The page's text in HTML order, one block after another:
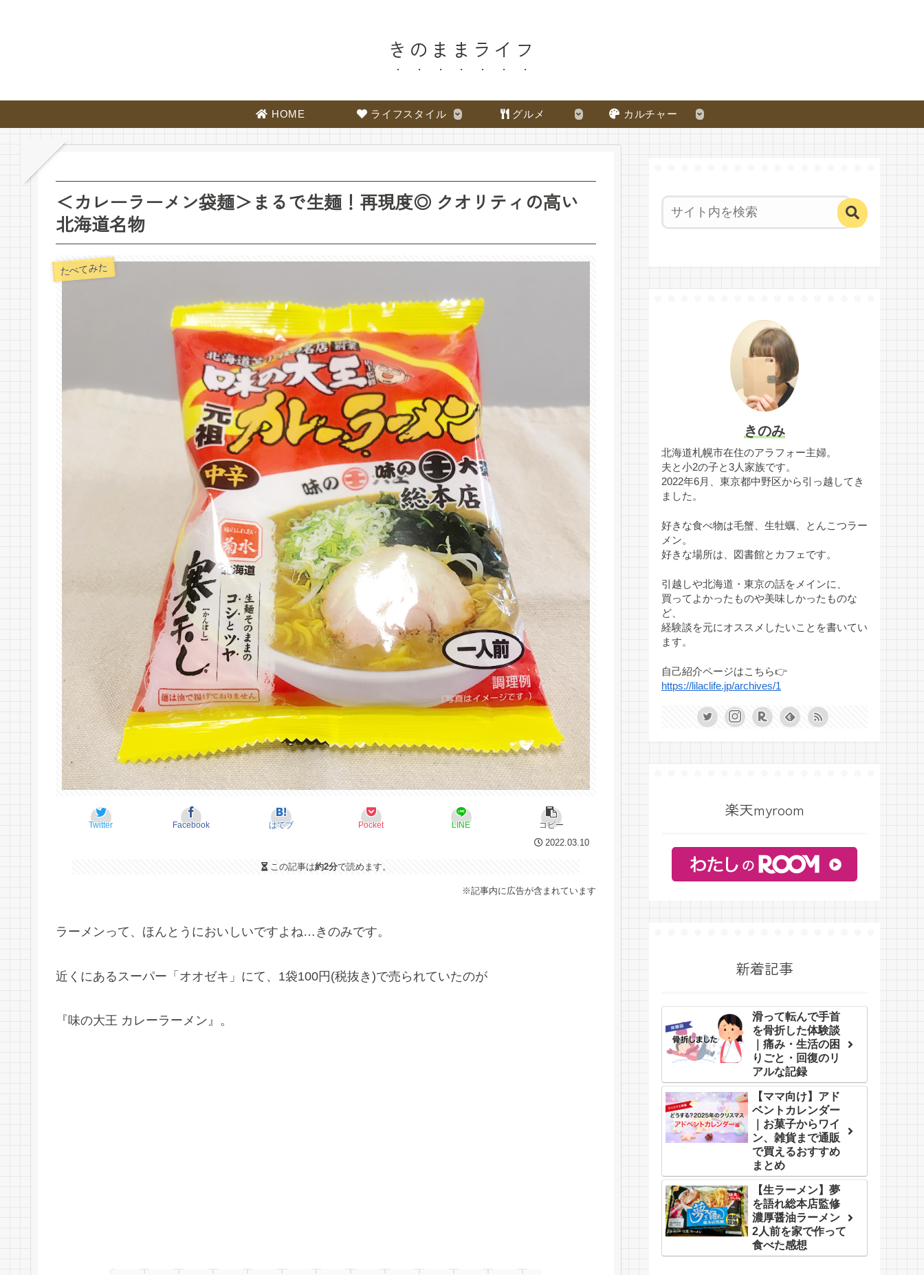
きのままライフ
HOME ライフスタイル グルメ カルチャー
＜カレーラーメン袋麺＞まるで生麺！再現度◎ クオリティの高い
北海道名物
たべてみた
Twitter Facebook はてブ Pocket LINE
コピー
2022.03.10
この記事は約2分で読めます。
※記事内に広告が含まれています
ラーメンって、ほんとうにおいしいですよね…きのみです。
近くにあるスーパー「オオゼキ」にて、1袋100円(税抜き)で売られていたのが
『味の大王 カレーラーメン』。
きのみ
北海道札幌市在住のアラフォー主婦。
夫と小2の子と3人家族です。
2022年6月、東京都中野区から引っ越してき
ました。
好きな食べ物は毛蟹、生牡蠣、とんこつラー
メン。
好きな場所は、図書館とカフェです。
引越しや北海道・東京の話をメインに、
買ってよかったものや美味しかったものな
ど、
経験談を元にオススメしたいことを書いてい
ます。
自己紹介ページはこちら👉
https://lilaclife.jp/archives/1
楽天myroom
新着記事
滑って転んで手首
を骨折した体験談
｜痛み・生活の困
りごと・回復のリ
アルな記録
【ママ向け】アド
ベントカレンダー
｜お菓子からワイ
ン、雑貨まで通販
で買えるおすすめ
まとめ
【生ラーメン】夢
を語れ総本店監修
濃厚醤油ラーメン
2人前を家で作って
食べた感想